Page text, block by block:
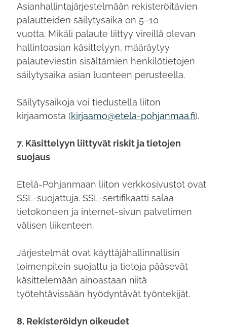
Asianhallintajärjestelmään rekisteröitävien
palautteiden säilytysaika on 5–10
vuotta. Mikäli palaute liittyy vireillä olevan
hallintoasian käsittelyyn, määräytyy
palauteviestin sisältämien henkilötietojen
säilytysaika asian luonteen perusteella.
Säilytysaikoja voi tiedustella liiton
kirjaamosta (kirjaamo@etela-pohjanmaa.fi).
7. Käsittelyyn liittyvät riskit ja tietojen
suojaus
Etelä-Pohjanmaan liiton verkkosivustot ovat
SSL-suojattuja. SSL-sertifikaatti salaa
tietokoneen ja internet-sivun palvelimen
välisen liikenteen.
Järjestelmät ovat käyttäjähallinnallisin
toimenpitein suojattu ja tietoja pääsevät
käsittelemään ainoastaan niitä
työtehtävissään hyödyntävät työntekijät.
8. Rekisteröidyn oikeudet